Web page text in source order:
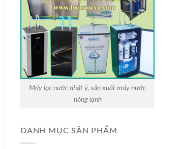
Máy lọc nước nhật ý, sản xuất máy nước
nóng lạnh
DANH MỤC SẢN PHẨM